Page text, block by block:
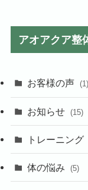
アオアクア整
お客様の声 (1)
お知らせ (15)
トレーニング
体の悩み (5)